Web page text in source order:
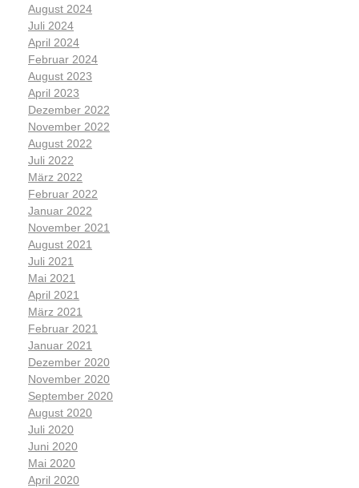
August 2024
Juli 2024
April 2024
Februar 2024
August 2023
April 2023
Dezember 2022
November 2022
August 2022
Juli 2022
März 2022
Februar 2022
Januar 2022
November 2021
August 2021
Juli 2021
Mai 2021
April 2021
März 2021
Februar 2021
Januar 2021
Dezember 2020
November 2020
September 2020
August 2020
Juli 2020
Juni 2020
Mai 2020
April 2020